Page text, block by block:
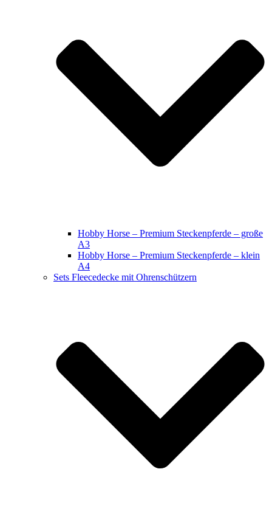
Hobby Horse – Premium Steckenpferde – große
A3
Hobby Horse – Premium Steckenpferde – klein
A4
Sets Fleecedecke mit Ohrenschützern